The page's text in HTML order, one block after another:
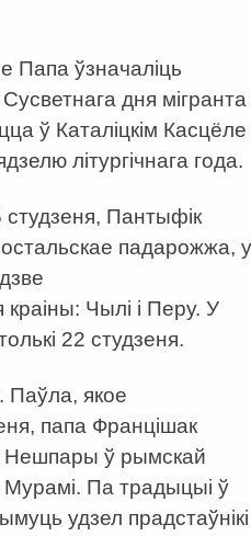
Папа ўзначаліць
дня мігранта
ў Каталіцкім Касцёле
літургічнага года.
Пантыфік
падарожжа, у
Чылі і Перу. У
22 студзеня.
Паўла, якое
папа Францішак
Нешпары ў рымскай
Па традыцыі ў
удзел прадстаўнікі